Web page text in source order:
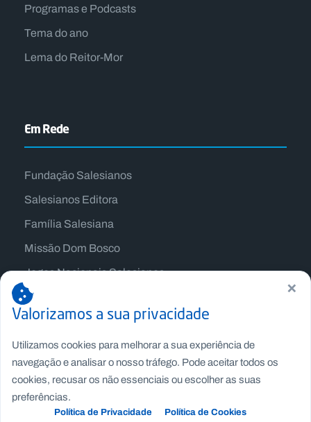
Programas e Podcasts
Tema do ano
Lema do Reitor-Mor
Em Rede
Fundação Salesianos
Salesianos Editora
Família Salesiana
Missão Dom Bosco
Jogos Nacionais Salesianos
×
Valorizamos a sua privacidade
Utilizamos cookies para melhorar a sua experiência de
navegação e analisar o nosso tráfego. Pode aceitar todos os
cookies, recusar os não essenciais ou escolher as suas
preferências.
Política de Privacidade Política de Cookies